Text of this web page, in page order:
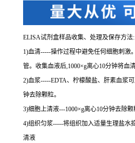
ELISA试剂盒样品收集、处理及保存方法:
1)血清-----操作过程中避免任何细胞刺激
管。收集血液后,1000×g离心10分钟将血
2)血浆-----EDTA、柠檬酸盐、肝素血浆可
钟去除颗粒。
3)细胞上清液---1000×g离心10分钟去除颗
4)组织匀浆-----将组织加入适量生理盐水
清液